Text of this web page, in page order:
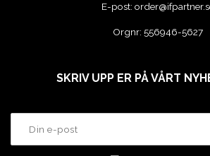
E-post:
Orgnr: 556946-5627
SKRIV UPP ER PÅ VÅRT